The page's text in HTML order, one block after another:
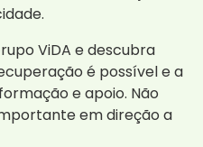
ViDA e descubra
é possível e a
e apoio. Não
em direção a